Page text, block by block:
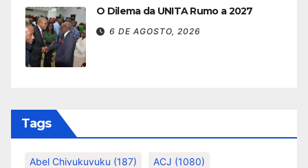
O Dilema da UNITA Rumo a 2027
6 DE AGOSTO, 2026
Tags
Abel Chivukuvuku (187) ACJ (1080)